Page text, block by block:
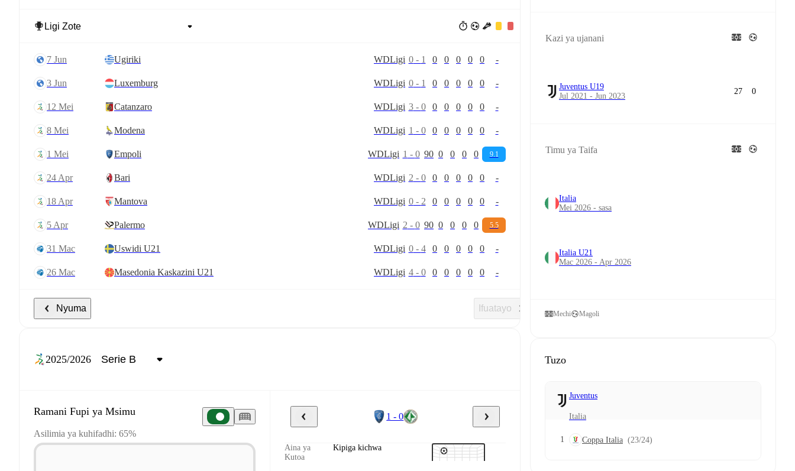
7 Jun Ugiriki WDLigi 0- 1 0 0 0 0 0 -
3 Jun Luxemburg WDLigi 0- 1 0 0 0 0 0 -
12 Mei Catanzaro WDLigi 3- 0 0 0 0 0 0 -
8 Mei Modena WDLigi 1 - 0 0 0 0 0 0 -
1 Mei Empoli WDLigi 1 - 0 90 0 0 0 0 9.1
24 Apr Bari WDLigi 2 - 0 0 0 0 0 0 -
18 Apr Mantova WDLigi 0- 2 0 0 0 0 0 -
5 Apr Palermo WDLigi 2 - 0 90 0 0 0 0 5.5
31 Mac Uswidi U21 WDLigi 0- 4 0 0 0 0 0 -
26 Mac Masedonia Kaskazini U21 WDLigi 4- 0 0 0 0 0 0 -
Nyuma Ifuatayo
2025/2026
Ramani Fupi ya Msimu
Asilimia ya kuhifadhi: 65%
1 - 0
Aina ya
Kutoa
Kipiga kichwa
Kazi ya ujanani
Juventus U19
Jul 2021 - Jun 2023
27 0
Timu ya Taifa
Italia
Mei 2026 - sasa
Italia U21
Mac 2026 - Apr 2026
Mechi Magoli
Tuzo
Juventus
Italia
1 Coppa Italia (23/24)